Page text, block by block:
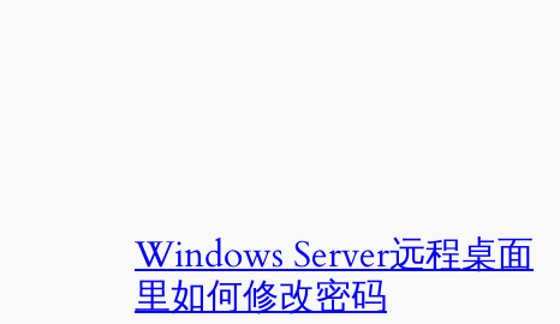
Windows Server远程桌面
里如何修改密码